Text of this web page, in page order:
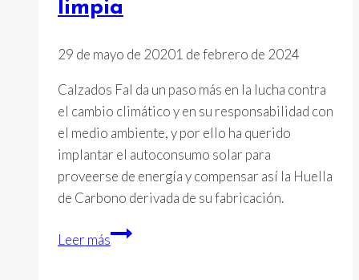
limpia
29 de mayo de 20201 de febrero de 2024
Calzados Fal da un paso más en la lucha contra
el cambio climático y en su responsabilidad con
el medio ambiente, y por ello ha querido
implantar el autoconsumo solar para
proveerse de energía y compensar así la Huella
de Carbono derivada de su fabricación.
Leer másCalzados